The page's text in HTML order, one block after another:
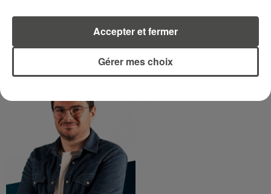
LA RÉDACTION
RCA
Voir toute l'équipe RCA
Gérer mes choix
Accepter et fermer